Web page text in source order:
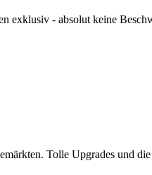
exklusiv - absolut keine
Tolle Upgrades und